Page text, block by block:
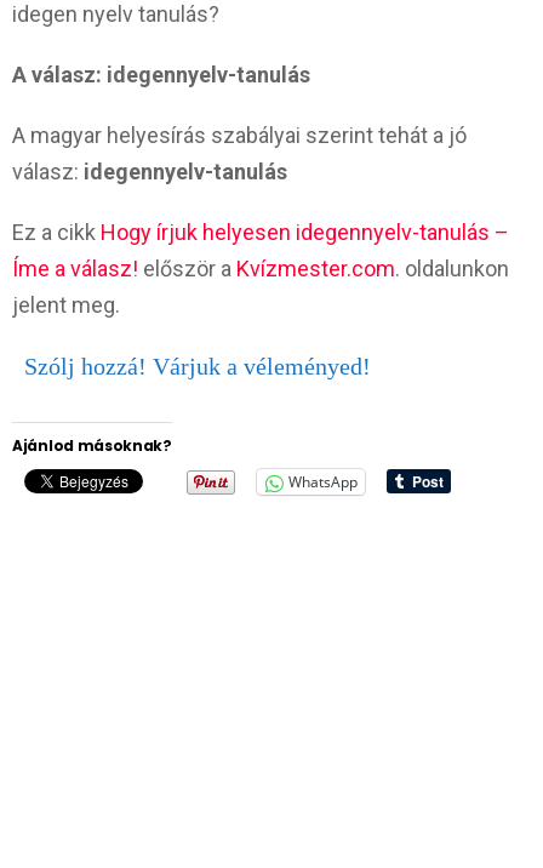
idegen nyelv tanulás?
A válasz: idegennyelv-tanulás
A magyar helyesírás szabályai szerint tehát a jó
válasz: idegennyelv-tanulás
Ez a cikk Hogy írjuk helyesen idegennyelv-tanulás –
Íme a válasz! először a Kvízmester.com. oldalunkon
jelent meg.
Szólj hozzá! Várjuk a véleményed!
Ajánlod másoknak?
WhatsApp